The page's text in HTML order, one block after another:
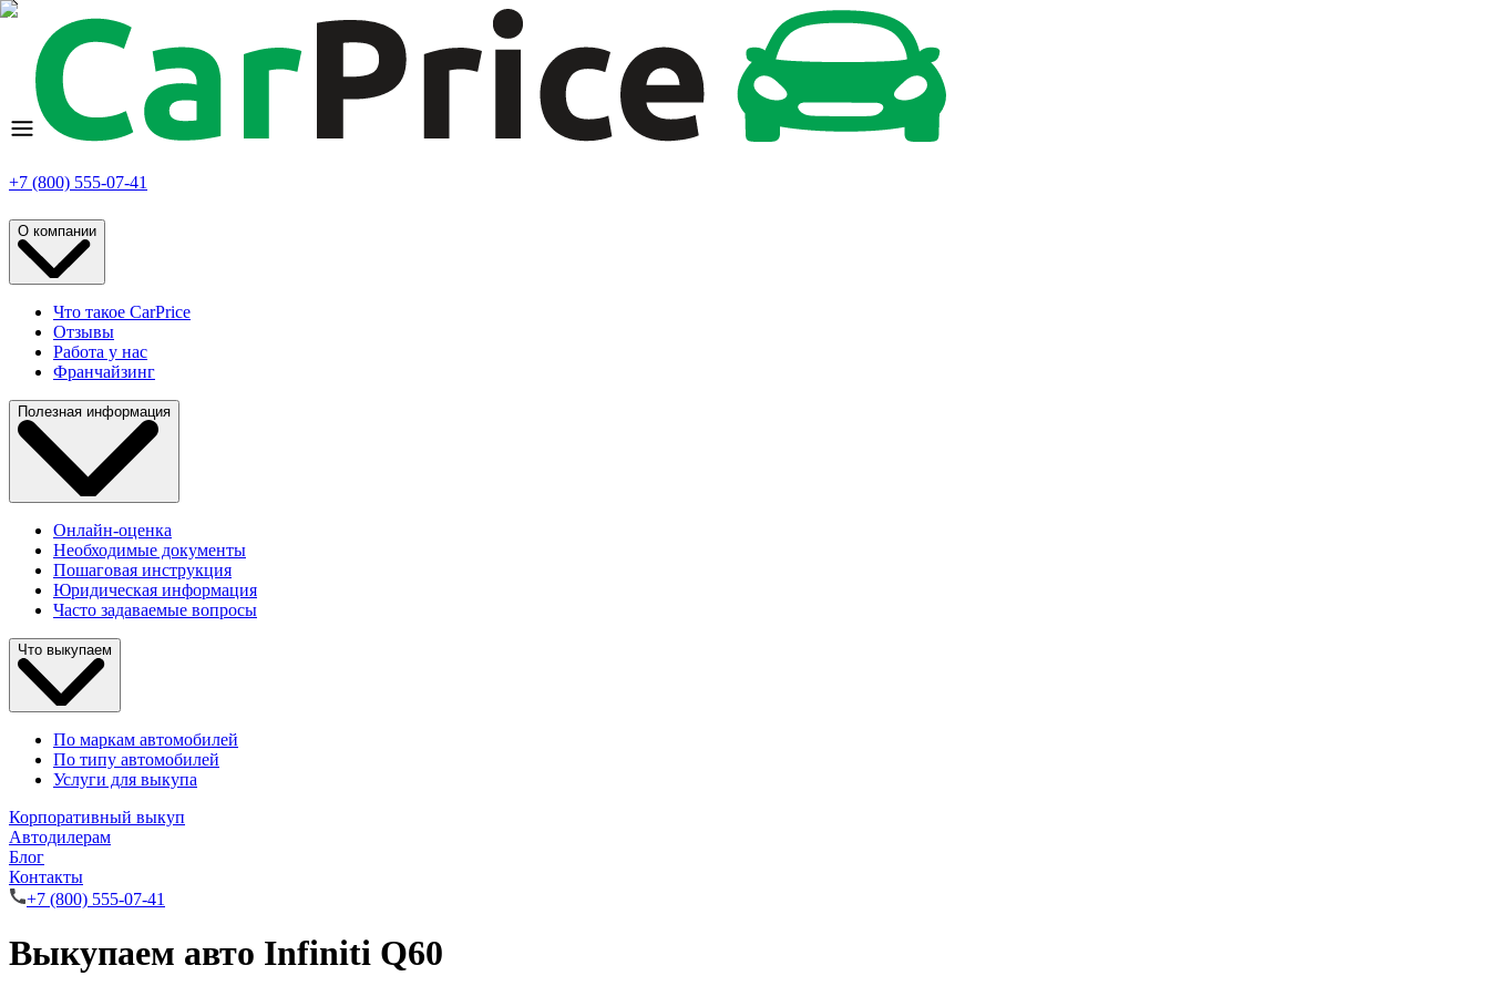
+7 (800) 555-07-41
О компании
Что такое CarPrice
Отзывы
Работа у нас
Франчайзинг
Полезная информация
Онлайн-оценка
Необходимые документы
Пошаговая инструкция
Юридическая информация
Часто задаваемые вопросы
Что выкупаем
По маркам автомобилей
По типу автомобилей
Услуги для выкупа
Корпоративный выкуп
Автодилерам
Блог
Контакты
+7 (800) 555-07-41
Выкупаем авто Infiniti Q60